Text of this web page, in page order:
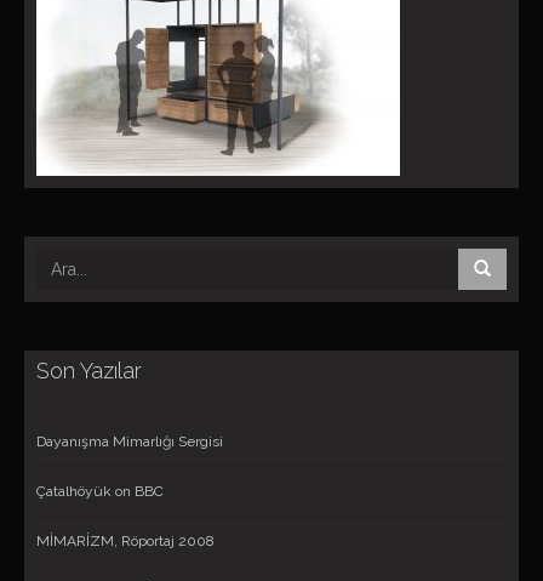
Son Yazılar
Dayanışma Mimarlığı Sergisi
Çatalhöyük on BBC
MİMARİZM, Röportaj 2008